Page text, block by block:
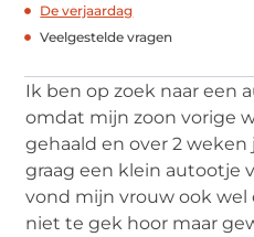
De verjaardag
Veelgestelde vragen
Ik ben op zoek naar een
omdat mijn zoon vorige
gehaald en over 2 weken
graag een klein autootje
vond mijn vrouw ook
niet te gek hoor maar